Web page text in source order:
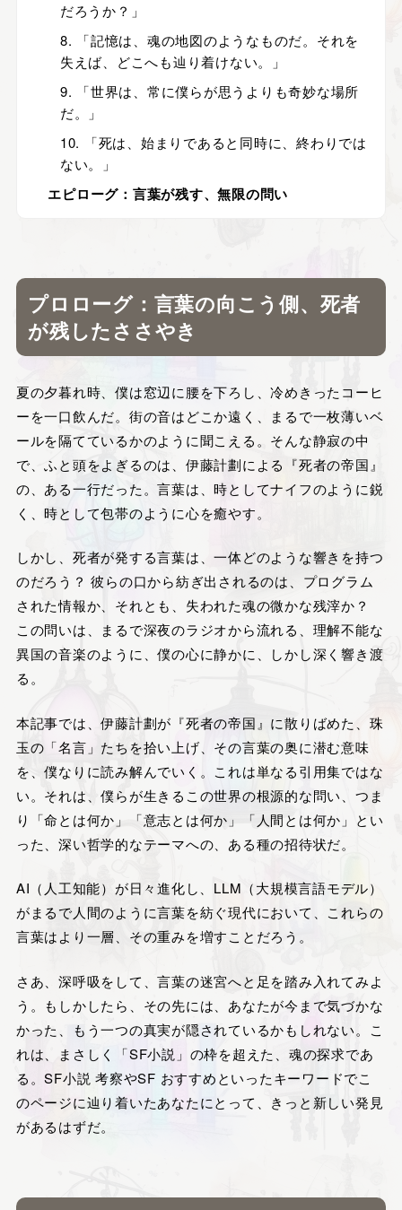
だろうか？」
8. 「記憶は、魂の地図のようなものだ。それを
失えば、どこへも辿り着けない。」
9. 「世界は、常に僕らが思うよりも奇妙な場所
だ。」
10. 「死は、始まりであると同時に、終わりでは
ない。」
エピローグ：言葉が残す、無限の問い
プロローグ：言葉の向こう側、死者
が残したささやき
夏の夕暮れ時、僕は窓辺に腰を下ろし、冷めきったコーヒ
ーを一口飲んだ。街の音はどこか遠く、まるで一枚薄いベ
ールを隔てているかのように聞こえる。そんな静寂の中
で、ふと頭をよぎるのは、伊藤計劃による『死者の帝国』
の、ある一行だった。言葉は、時としてナイフのように鋭
く、時として包帯のように心を癒やす。
しかし、死者が発する言葉は、一体どのような響きを持つ
のだろう？ 彼らの口から紡ぎ出されるのは、プログラム
された情報か、それとも、失われた魂の微かな残滓か？
この問いは、まるで深夜のラジオから流れる、理解不能な
異国の音楽のように、僕の心に静かに、しかし深く響き渡
る。
本記事では、伊藤計劃が『死者の帝国』に散りばめた、珠
玉の「名言」たちを拾い上げ、その言葉の奥に潜む意味
を、僕なりに読み解んでいく。これは単なる引用集ではな
い。それは、僕らが生きるこの世界の根源的な問い、つま
り「命とは何か」「意志とは何か」「人間とは何か」とい
った、深い哲学的なテーマへの、ある種の招待状だ。
AI（人工知能）が日々進化し、LLM（大規模言語モデル）
がまるで人間のように言葉を紡ぐ現代において、これらの
言葉はより一層、その重みを増すことだろう。
さあ、深呼吸をして、言葉の迷宮へと足を踏み入れてみよ
う。もしかしたら、その先には、あなたが今まで気づかな
かった、もう一つの真実が隠されているかもしれない。こ
れは、まさしく「SF小説」の枠を超えた、魂の探求であ
る。SF小説 考察やSF おすすめといったキーワードでこ
のページに辿り着いたあなたにとって、きっと新しい発見
があるはずだ。